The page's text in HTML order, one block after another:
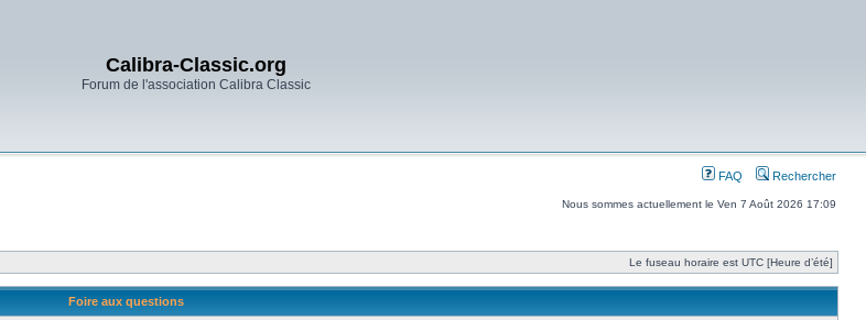
Calibra-Classic.org
Forum de l'association Calibra Classic
FAQ Rechercher
Nous sommes actuellement le Ven 7 Août 2026 17:09
Le fuseau horaire est UTC [Heure d’été]
Foire aux questions